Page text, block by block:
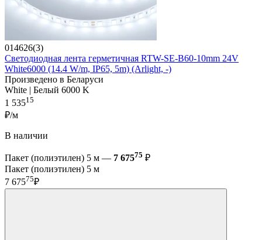
014626(3)
Светодиодная лента герметичная RTW-SE-B60-10mm 24V
White6000 (14.4 W/m, IP65, 5m) (Arlight, -)
Произведено в Беларуси
White | Белый 6000 K
1 53515
₽/м
В наличии
Пакет (полиэтилен) 5 м — 7 67575 ₽
Пакет (полиэтилен) 5 м
7 67575₽